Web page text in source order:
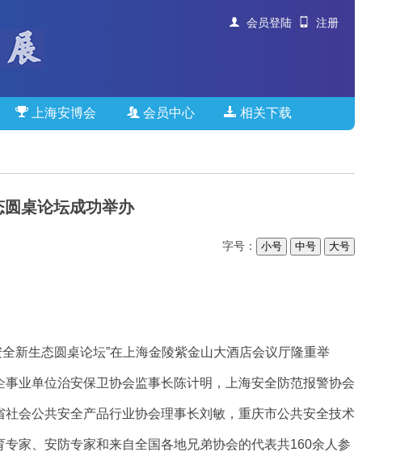
会员登陆 注册
上海安博会 会员中心 相关下载
桌论坛成功举办
字号： 小号 中号 大号
生态圆桌论坛”在上海金陵紫金山大酒店会议厅隆重举
业单位治安保卫协会监事长陈计明，上海安全防范报警协会
会公共安全产品行业协会理事长刘敏，重庆市公共安全技术
家、安防专家和来自全国各地兄弟协会的代表共160余人参